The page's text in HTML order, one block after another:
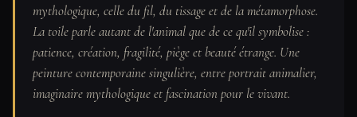
mythologique, celle du fil, du tissage et de la métamorphose.
La toile parle autant de l'animal que de ce qu'il symbolise :
patience, création, fragilité, piège et beauté étrange. Une
peinture contemporaine singulière, entre portrait animalier,
imaginaire mythologique et fascination pour le vivant.